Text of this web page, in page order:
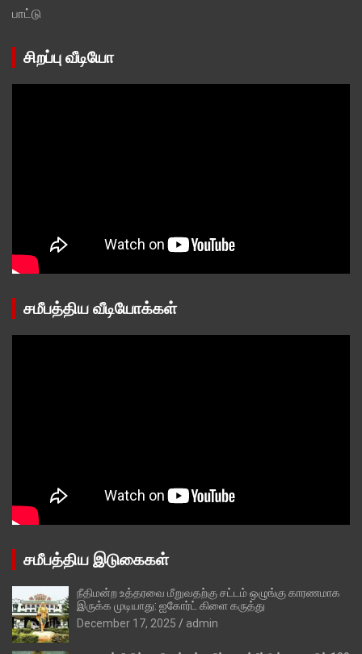
பாட்டு
சிறப்பு வீடியோ
சமீபத்திய வீடியோக்கள்
சமீபத்திய இடுகைகள்
நீதிமன்ற உத்தரவை மீறுவதற்கு சட்டம் ஒழுங்கு காரணமாக
இருக்க முடியாது: ஐகோர்ட் கிளை கருத்து
December 17, 2025
admin